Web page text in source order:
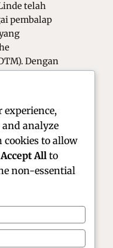
telah
pembalap
Dengan
luar
| Racer &
experience,
analyze
cookies to allow
Accept All to
non-essential